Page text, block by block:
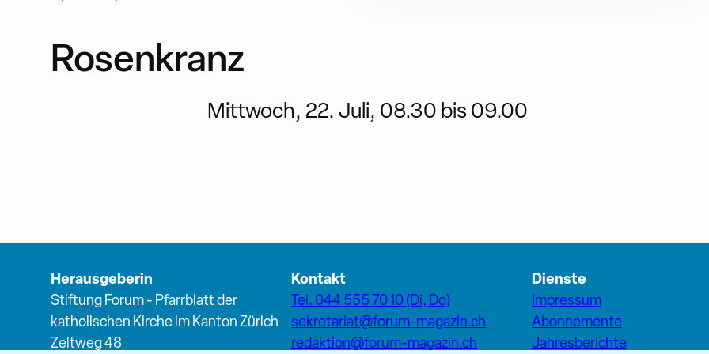
Rosenkranz
Mittwoch, 22. Juli, 08.30 bis 09.00
Herausgeberin
Stiftung Forum - Pfarrblatt der
katholischen Kirche im Kanton Zürich
Zeltweg 48
Kontakt
Tel. 044 555 70 10 (Di, Do)
sekretariat@forum-magazin.ch
redaktion@forum-magazin.ch
Dienste
Impressum
Abonnemente
Jahresberichte